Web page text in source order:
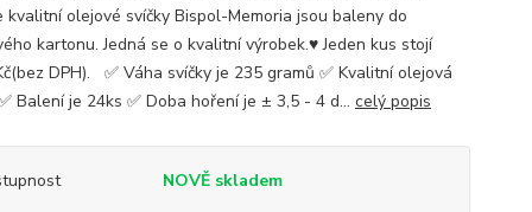
kvalitní olejové svíčky Bispol-Memoria jsou baleny do
kartonu. Jedná se o kvalitní výrobek.♥ Jeden kus stojí
DPH). ✅ Váha svíčky je 235 gramů ✅ Kvalitní olejová
Balení je 24ks ✅ Doba hoření je ± 3,5 - 4 d... celý popis
NOVĚ skladem